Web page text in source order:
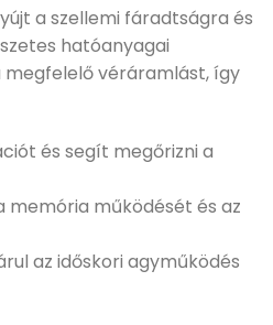
a szellemi fáradtságra és
hatóanyagai
megfelelő véráramlást, így
és segít megőrizni a
memória működését és az
az időskori agyműködés